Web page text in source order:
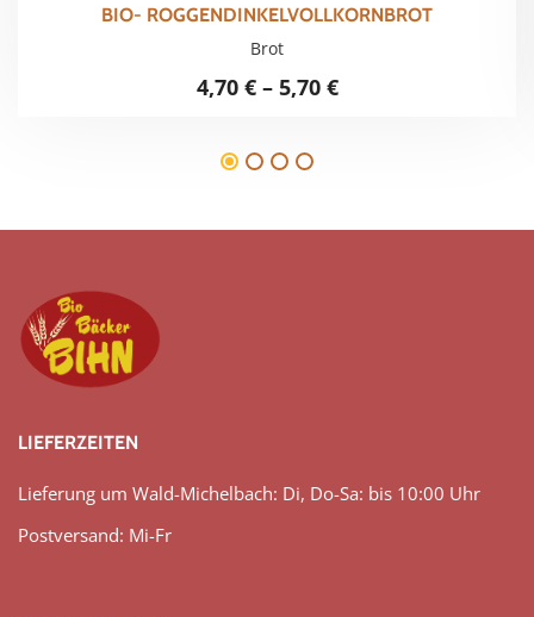
BIO- ROGGENDINKELVOLLKORNBROT
Brot
4,70 €– 5,70 €
LIEFERZEITEN
Lieferung um Wald-Michelbach: Di, Do-Sa: bis 10:00 Uhr
Postversand: Mi-Fr